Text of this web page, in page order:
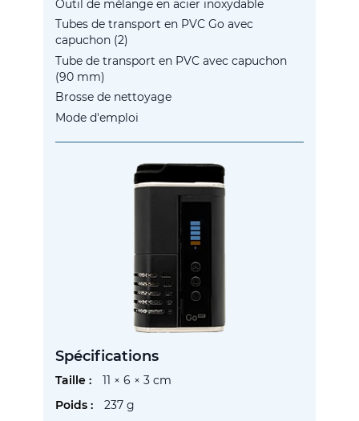
Outil de mélange en acier inoxydable
Tubes de transport en PVC Go avec
capuchon (2)
Tube de transport en PVC avec capuchon
(90 mm)
Brosse de nettoyage
Mode d'emploi
Spécifications
Plus
11 × 6 × 3 cm
237 g